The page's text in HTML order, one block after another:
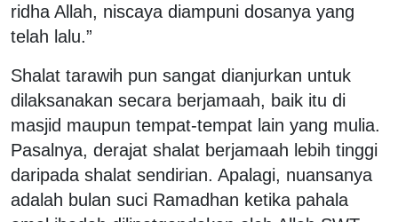
ridha Allah, niscaya diampuni dosanya yang
telah lalu.”
Shalat tarawih pun sangat dianjurkan untuk
dilaksanakan secara berjamaah, baik itu di
masjid maupun tempat-tempat lain yang mulia.
Pasalnya, derajat shalat berjamaah lebih tinggi
daripada shalat sendirian. Apalagi, nuansanya
adalah bulan suci Ramadhan ketika pahala